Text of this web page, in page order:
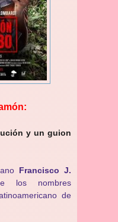
y un guion
Francisco J.
nombres
de